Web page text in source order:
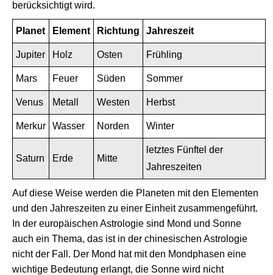
berücksichtigt wird.
Planet Element Richtung Jahreszeit
Jupiter Holz Osten Frühling
Mars Feuer Süden Sommer
Venus Metall Westen Herbst
Merkur Wasser Norden Winter
Saturn Erde Mitte
letztes Fünftel der
Jahreszeiten
Auf diese Weise werden die Planeten mit den Elementen
und den Jahreszeiten zu einer Einheit zusammengeführt.
In der europäischen Astrologie sind Mond und Sonne
auch ein Thema, das ist in der chinesischen Astrologie
nicht der Fall. Der Mond hat mit den Mondphasen eine
wichtige Bedeutung erlangt, die Sonne wird nicht